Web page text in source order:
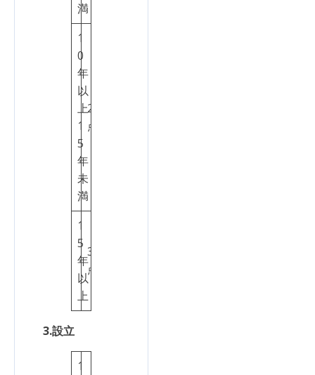
満
1
0
年
以
上
1
5
年
未
満
2
点
1
5
年
以
上
3
点
3.設立
1